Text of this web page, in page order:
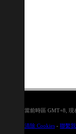
當前時區 GMT+8, 現
清除 Cookies - 聯繫